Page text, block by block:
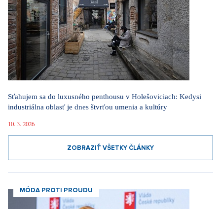
Sťahujem sa do luxusného penthousu v Holešoviciach: Kedysi
industriálna oblasť je dnes štvrťou umenia a kultúry
10. 3. 2026
ZOBRAZIŤ VŠETKY ČLÁNKY
MÓDA PROTI PROUDU